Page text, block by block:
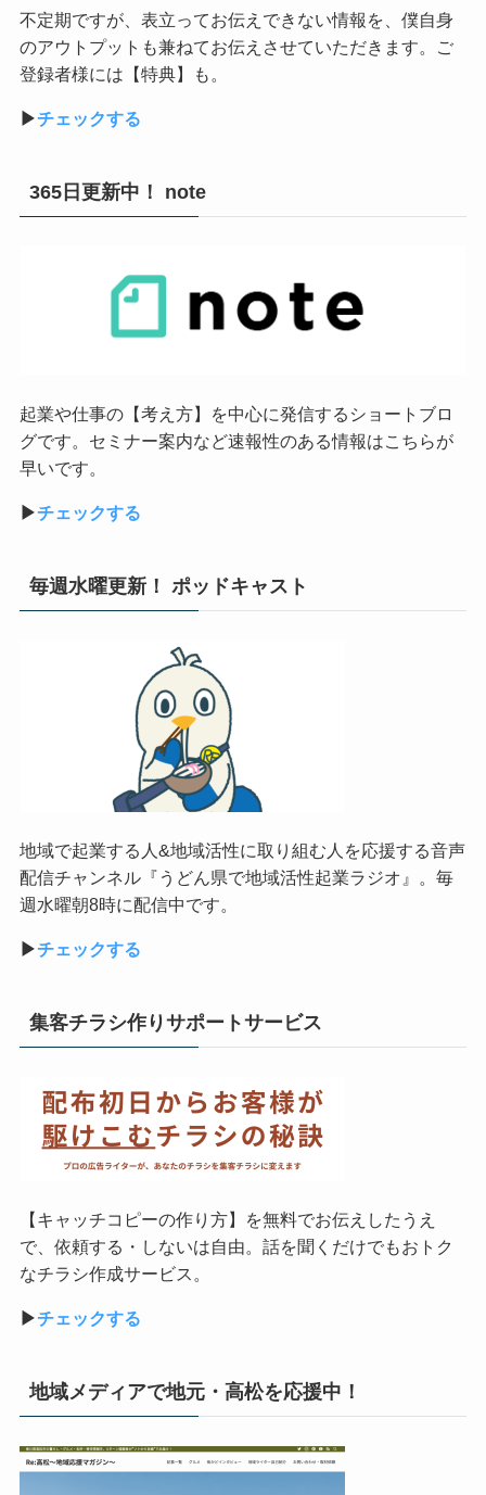
不定期ですが、表立ってお伝えできない情報を、僕自身
のアウトプットも兼ねてお伝えさせていただきます。ご
登録者様には【特典】も。
▶︎チェックする
365日更新中！ note
起業や仕事の【考え方】を中心に発信するショートブロ
グです。セミナー案内など速報性のある情報はこちらが
早いです。
▶︎チェックする
毎週水曜更新！ ポッドキャスト
地域で起業する人&地域活性に取り組む人を応援する音声
配信チャンネル『うどん県で地域活性起業ラジオ』。毎
週水曜朝8時に配信中です。
▶︎チェックする
集客チラシ作りサポートサービス
【キャッチコピーの作り方】を無料でお伝えしたうえ
で、依頼する・しないは自由。話を聞くだけでもおトク
なチラシ作成サービス。
▶︎チェックする
地域メディアで地元・高松を応援中！